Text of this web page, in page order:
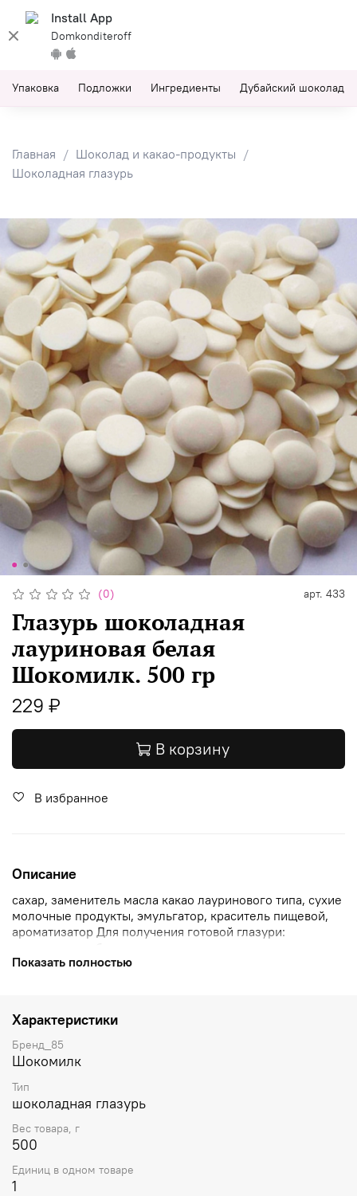
Install App
Domkonditeroff
Упаковка Подложки Ингредиенты Дубайский шоколад
Главная
Шоколад и какао-продукты
Шоколадная глазурь
(0) арт. 433
Глазурь шоколадная
лауриновая белая
Шокомилк. 500 гр
229 ₽
В корзину
В избранное
Описание
сахар, заменитель масла какао лауринового типа, сухие
молочные продукты, эмульгатор, краситель пищевой,
ароматизатор Для получения готовой глазури:
(монет) в емкости с водяной рубашкой до температуры
Показать полностью
Характеристики
Бренд_85
Шокомилк
Тип
шоколадная глазурь
Вес товара, г
500
Единиц в одном товаре
1